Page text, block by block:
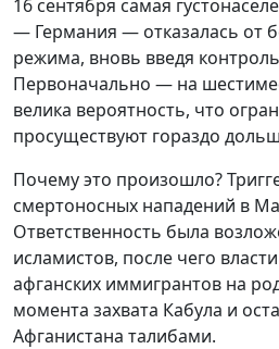
16 сентября самая
— Германия — отказалась от
режима, вновь введя
Первоначально — на
велика вероятность, что
просуществуют гораздо
Почему это произошло?
смертоносных нападений в
Ответственность была
исламистов, после чего
афганских иммигрантов на
момента захвата Кабула и
Афганистана талибами.